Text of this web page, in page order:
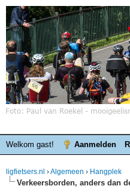
Welkom gast! Aanmelden
ligfietsers.nl ›Algemeen › Hangplek
Verkeersborden, anders dan